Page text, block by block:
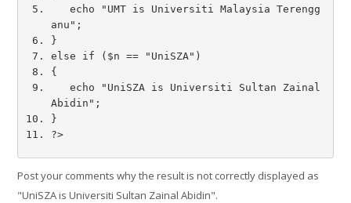
   echo "UMT is Universiti Malaysia Terengg
anu";
}
else if ($n == "UniSZA")
{
   echo "UniSZA is Universiti Sultan Zainal
Abidin";
}
?>
Post your comments why the result is not correctly displayed as
"UniSZA is Universiti Sultan Zainal Abidin".